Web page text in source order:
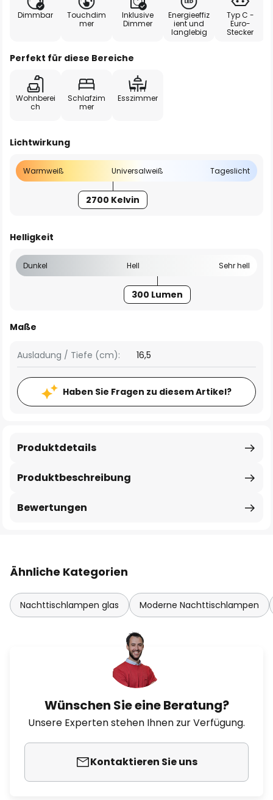
Dimmbar
Touchdim
mer
Inklusive
Dimmer
Energieeffiz
ient und
langlebig
Typ C -
Euro-
Stecker
Perfekt für diese Bereiche
Wohnberei
ch
Schlafzim
mer
Esszimmer
Lichtwirkung
Warmweiß Universalweiß Tageslicht
2700 Kelvin
Helligkeit
Dunkel Hell Sehr hell
300 Lumen
Maße
Ausladung / Tiefe (cm): 16,5
Haben Sie Fragen zu diesem Artikel?
Produktbeschreibung
Produktdetails
Bewertungen
Ähnliche Kategorien
Nachttischlampen glas Moderne Nachttischlampen
Wünschen Sie eine Beratung?
Unsere Experten stehen Ihnen zur Verfügung.
Kontaktieren Sie uns